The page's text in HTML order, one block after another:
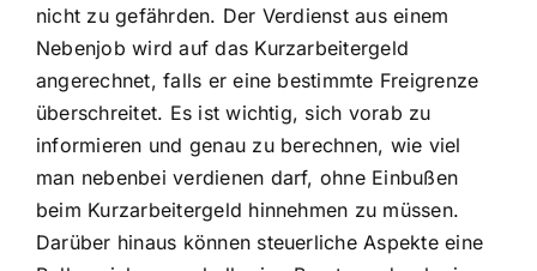
nicht zu gefährden. Der Verdienst aus einem
Nebenjob wird auf das Kurzarbeitergeld
angerechnet, falls er eine bestimmte Freigrenze
überschreitet. Es ist wichtig, sich vorab zu
informieren und genau zu berechnen, wie viel
man nebenbei verdienen darf, ohne Einbußen
beim Kurzarbeitergeld hinnehmen zu müssen.
Darüber hinaus können steuerliche Aspekte eine